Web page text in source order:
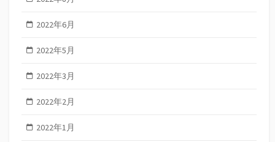
2022年6月
2022年5月
2022年3月
2022年2月
2022年1月